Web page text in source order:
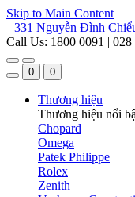
Skip to Main Content
331 Nguyễn Đình
Call Us: 1800 0091 | 028
0 0
Thương hiệu
Thương hiệu nổi
Chopard
Omega
Patek Philippe
Rolex
Zenith